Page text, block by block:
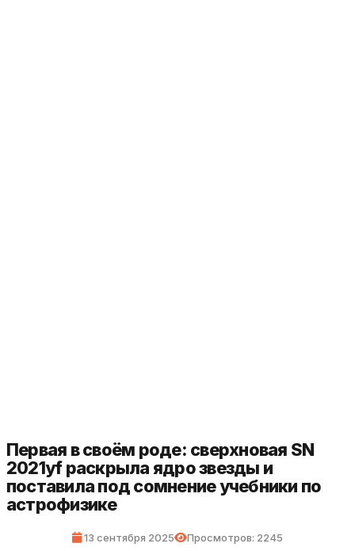
Первая в своём роде: сверхновая SN
2021yf раскрыла ядро звезды и
поставила под сомнение учебники по
астрофизике
13 сентября 2025 Просмотров: 2245